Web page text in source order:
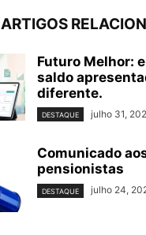
ARTIGOS
Futuro Melhor:
saldo
diferente.
DESTAQUE julho 31,
Comunicado
pensionistas
DESTAQUE julho 24,